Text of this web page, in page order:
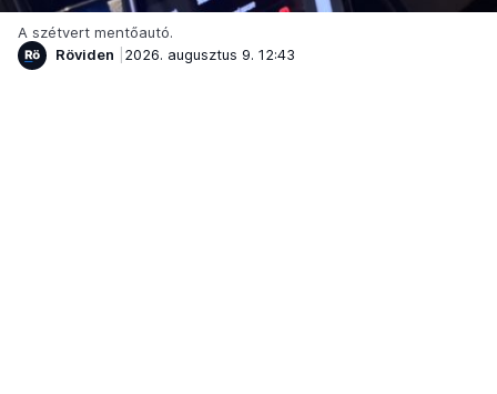
A szétvert mentőautó.
Röviden
2026. augusztus 9. 12:43